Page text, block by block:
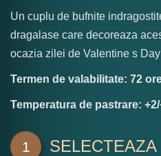
Un cuplu de bufnite
dragalase care decoreaza
ocazia zilei de Valentine s Day
Termen de valabilitate: 72
Temperatura de pastrare:
1